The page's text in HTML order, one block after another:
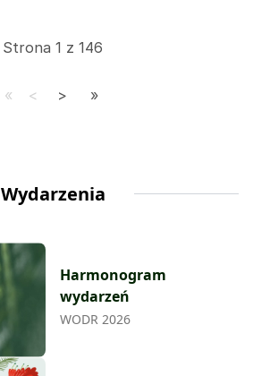
Strona 1 z 146
Wydarzenia
Harmonogram
wydarzeń
WODR 2026